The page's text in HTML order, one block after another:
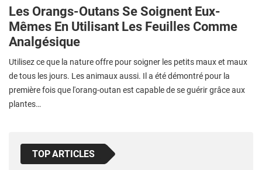
Les Orangs-Outans Se Soignent Eux-
Mêmes En Utilisant Les Feuilles Comme
Analgésique
Utilisez ce que la nature offre pour soigner les petits maux et maux
de tous les jours. Les animaux aussi. Il a été démontré pour la
première fois que l'orang-outan est capable de se guérir grâce aux
plantes…
TOP ARTICLES